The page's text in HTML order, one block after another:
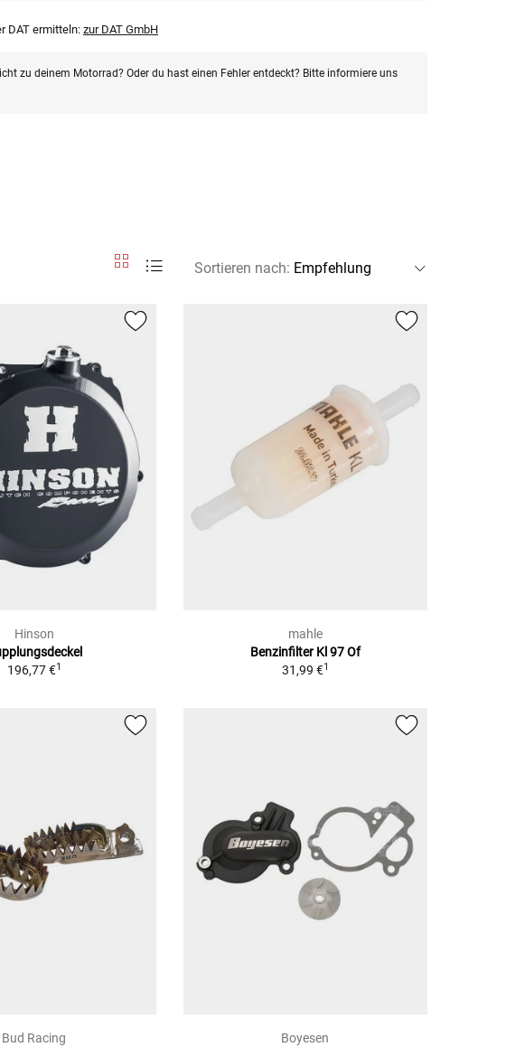
DAT ermitteln:zur DAT GmbH
zu deinem Motorrad? Oder du hast einen Fehler entdeckt? Bitte informiere uns
Sortieren nach:
Hinson
196,77 €1
mahle
Benzinfilter Kl 97 Of
31,99 €1
Bud Racing
Boyesen